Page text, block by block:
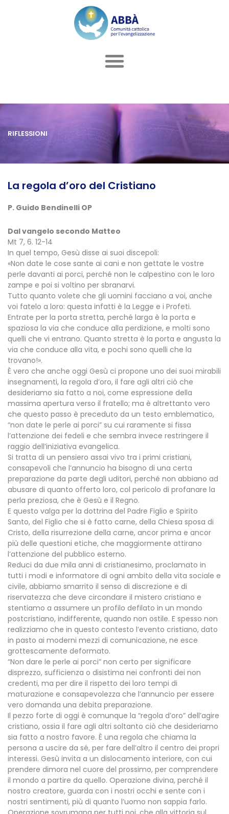
RIFLESSIONI
La regola d’oro del Cristiano
P. Guido Bendinelli OP
Dal vangelo secondo Matteo
Mt 7, 6. 12-14
In quel tempo, Gesù disse ai suoi discepoli:
«Non date le cose sante ai cani e non gettate le vostre
perle davanti ai porci, perché non le calpestino con le loro
zampe e poi si voltino per sbranarvi.
Tutto quanto volete che gli uomini facciano a voi, anche
voi fatelo a loro: questa infatti è la Legge e i Profeti.
Entrate per la porta stretta, perché larga è la porta e
spaziosa la via che conduce alla perdizione, e molti sono
quelli che vi entrano. Quanto stretta è la porta e angusta la
via che conduce alla vita, e pochi sono quelli che la
trovano!».
È vero che anche oggi Gesù ci propone uno dei suoi mirabili
insegnamenti, la regola d’oro, il fare agli altri ciò che
desideriamo sia fatto a noi, come espressione della
massima apertura verso il fratello; ma è altrettanto vero
che questo passo è preceduto da un testo emblematico,
“non date le perle ai porci” su cui raramente si fissa
l’attenzione dei fedeli e che sembra invece restringere il
raggio dell’iniziativa evangelica.
Si tratta di un pensiero assai vivo tra i primi cristiani,
consapevoli che l’annuncio ha bisogno di una certa
preparazione da parte degli uditori, perché non abbiano ad
abusare di quanto offerto loro, col pericolo di profanare la
perla preziosa, che è Gesù e il Regno.
E questo valga per la dottrina del Padre Figlio e Spirito
Santo, del Figlio che si è fatto carne, della Chiesa sposa di
Cristo, della risurrezione della carne, ancor prima e ancor
più delle questioni etiche, che maggiormente attirano
l’attenzione del pubblico esterno.
Reduci da due mila anni di cristianesimo, proclamato in
tutti i modi e informatore di ogni ambito della vita sociale e
civile, abbiamo smarrito il senso di discrezione e di
riservatezza che deve circondare il mistero cristiano e
stentiamo a assumere un profilo defilato in un mondo
postcristiano, indifferente, quando non ostile. E spesso non
realizziamo che in questo contesto l’evento cristiano, dato
in pasto ai moderni mezzi di comunicazione, ne esce
grottescamente deformato.
“Non dare le perle ai porci” non certo per significare
disprezzo, sufficienza o disistima nei confronti dei non
credenti, ma per dire il rispetto dei loro tempi di
maturazione e consapevolezza che l’annuncio per essere
vero domanda una debita preparazione.
Il pezzo forte di oggi è comunque la “regola d’oro” dell’agire
cristiano, ossia il fare agli altri soltanto ciò che desideriamo
sia fatto a nostro favore. È una regola che chiama la
persona a uscire da sé, per fare dell’altro il centro dei propri
interessi. Gesù invita a un dislocamento interiore, con cui
prendere dimora nel cuore del prossimo, per comprendere
il mondo a partire da quello. Operazione divina, perché il
nostro creatore, guarda con i nostri occhi e sente con i
nostri sentimenti, più di quanto l’uomo non sappia farlo.